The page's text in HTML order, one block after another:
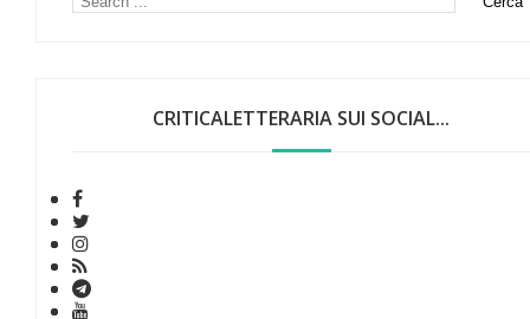
CRITICALETTERARIA SUI SOCIAL...